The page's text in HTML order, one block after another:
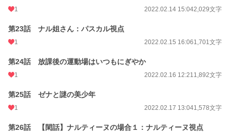
1 2022.02.14 15:042,029文字
第23話 ナル姐さん：パスカル視点
1 2022.02.15 16:061,701文字
第24話 放課後の運動場はいつもにぎやか
1 2022.02.16 12:211,892文字
第25話 ゼナと謎の美少年
1 2022.02.17 13:041,578文字
第26話 【閑話】ナルティーヌの場合１：ナルティーヌ視点